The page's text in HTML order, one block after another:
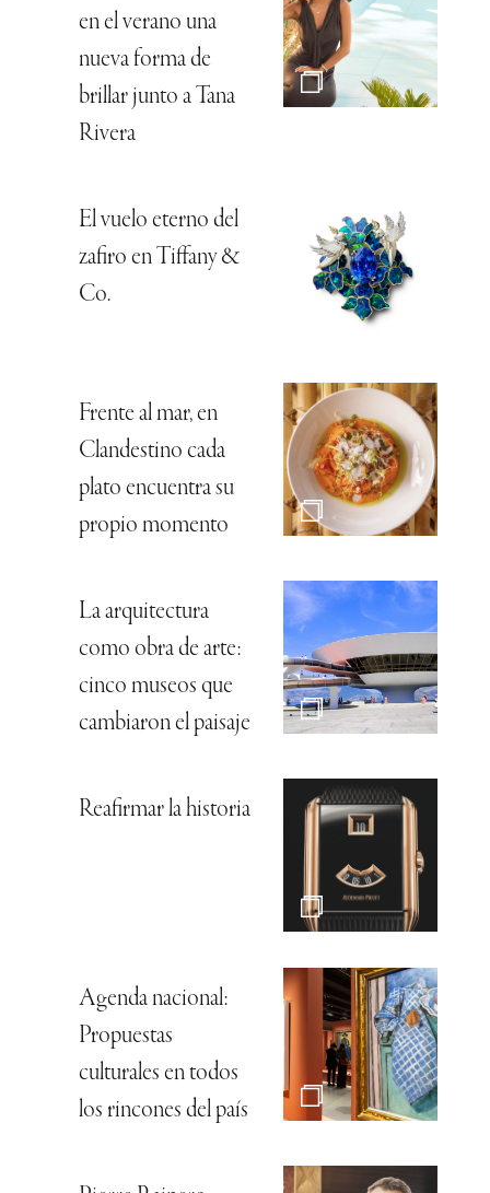
en el verano una
nueva forma de
brillar junto a Tana
Rivera
El vuelo eterno del
zafiro en Tiffany &
Co.
Frente al mar, en
Clandestino cada
plato encuentra su
propio momento
La arquitectura
como obra de arte:
cinco museos que
cambiaron el paisaje
Reafirmar la historia
Agenda nacional:
Propuestas
culturales en todos
los rincones del país